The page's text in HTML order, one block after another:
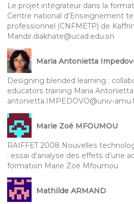
Le projet intégrateur dans la
Centre national d’Enseignement
professionnel (CNFMETP) de
Mandir.diakhate@ucad.edu.sn
Maria Antonietta
Designing blended learning :
educators training Maria
antonietta.IMPEDOVO@univ-
Marie Zoé MFOUMOU
RAIFFET 2008 Nouvelles
: essai d’analyse des effets d’une
formation Marie Zoë Mfoumou
Mathilde ARMAND